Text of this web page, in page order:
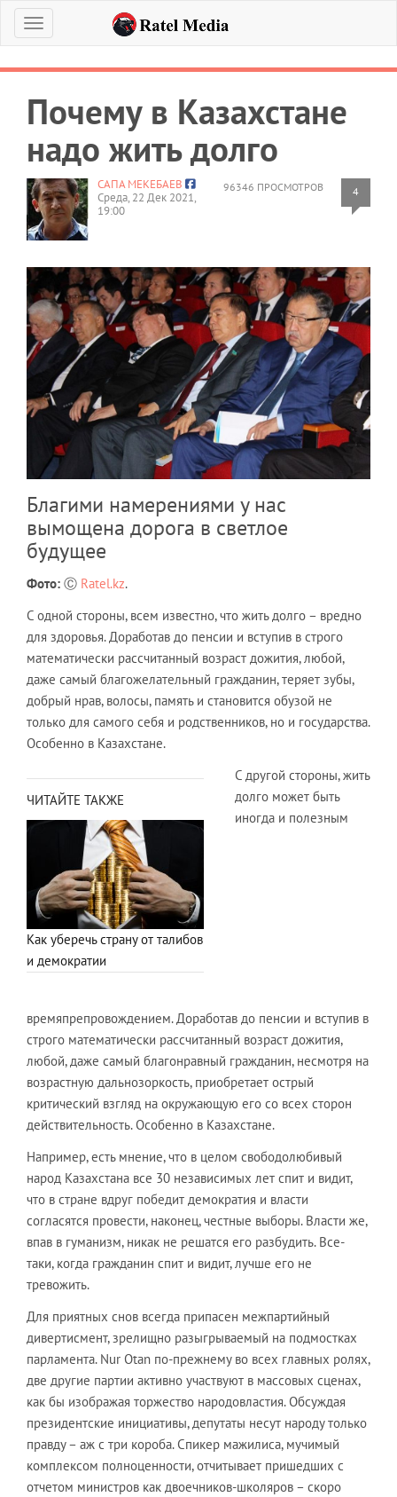
Меню
Почему в Казахстане
надо жить долго
96346 ПРОСМОТРОВ 4
САПА МЕКЕБАЕВ
Среда, 22 Дек 2021,
19:00
Благими намерениями у нас
вымощена дорога в светлое
будущее
Фото: Ⓒ Ratel.kz.
С одной стороны, всем известно, что жить долго – вредно
для здоровья. Доработав до пенсии и вступив в строго
математически рассчитанный возраст дожития, любой,
даже самый благожелательный гражданин, теряет зубы,
добрый нрав, волосы, память и становится обузой не
только для самого себя и родственников, но и государства.
Особенно в Казахстане.
ЧИТАЙТЕ ТАКЖЕ
Как уберечь страну от талибов
и демократии
С другой стороны, жить
долго может быть
иногда и полезным
времяпрепровождением. Доработав до пенсии и вступив в
строго математически рассчитанный возраст дожития,
любой, даже самый благонравный гражданин, несмотря на
возрастную дальнозоркость, приобретает острый
критический взгляд на окружающую его со всех сторон
действительность. Особенно в Казахстане.
Например, есть мнение, что в целом свободолюбивый
народ Казахстана все 30 независимых лет спит и видит,
что в стране вдруг победит демократия и власти
согласятся провести, наконец, честные выборы. Власти же,
впав в гуманизм, никак не решатся его разбудить. Все-
таки, когда гражданин спит и видит, лучше его не
тревожить.
Для приятных снов всегда припасен межпартийный
дивертисмент, зрелищно разыгрываемый на подмостках
парламента. Nur Otan по-прежнему во всех главных ролях,
две другие партии активно участвуют в массовых сценах,
как бы изображая торжество народовластия. Обсуждая
президентские инициативы, депутаты несут народу только
правду – аж с три короба. Спикер мажилиса, мучимый
комплексом полноценности, отчитывает пришедших с
отчетом министров как двоечников-школяров – скоро